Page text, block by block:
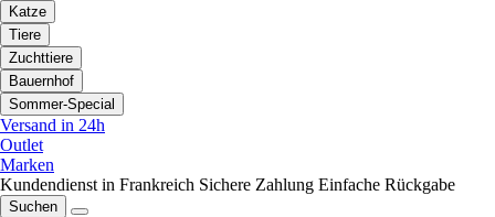
Katze
Tiere
Zuchttiere
Bauernhof
Sommer-Special
Versand in 24h
Outlet
Marken
Kundendienst in Frankreich Sichere Zahlung Einfache Rückgabe
Suchen